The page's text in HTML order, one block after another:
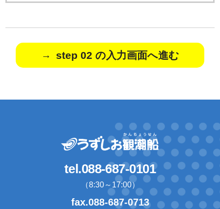
step 02 の入力画面へ進む
tel.088-687-0101
（8:30～17:00）
fax.088-687-0713